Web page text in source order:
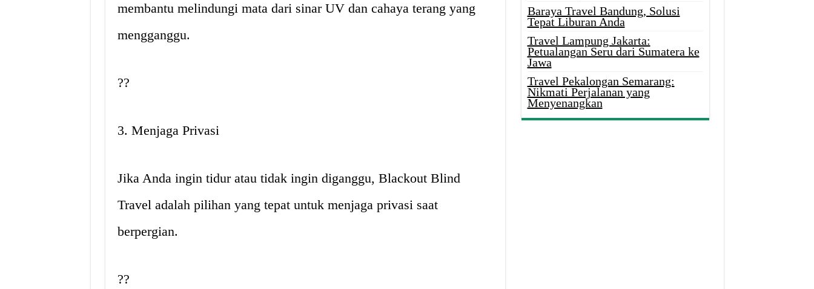
membantu melindungi mata dari sinar UV dan cahaya terang yang
mengganggu.
??
3. Menjaga Privasi
Jika Anda ingin tidur atau tidak ingin diganggu, Blackout Blind
Travel adalah pilihan yang tepat untuk menjaga privasi saat
berpergian.
??
Baraya Travel Bandung, Solusi
Tepat Liburan Anda
Travel Lampung Jakarta:
Petualangan Seru dari Sumatera ke
Jawa
Travel Pekalongan Semarang:
Nikmati Perjalanan yang
Menyenangkan